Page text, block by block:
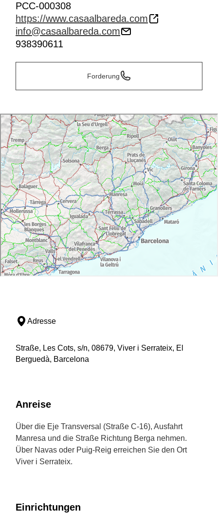
PCC-000308
https://www.casaalbareda.com
info@casaalbareda.com
938390611
Forderung
Adresse
Straße, Les Cots, s/n, 08679, Viver i Serrateix, El
Berguedà, Barcelona
Anreise
Über die Eje Transversal (Straße C-16), Ausfahrt
Manresa und die Straße Richtung Berga nehmen.
Über Navas oder Puig-Reig erreichen Sie den Ort
Viver i Serrateix.
Einrichtungen